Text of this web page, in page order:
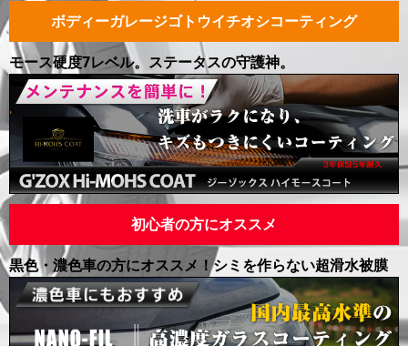
ボディーガレージゴトウイチオシコーティング
モース硬度7レベル。ステータスの守護神。
初心者の方にオススメ
黒色・濃色車の方にオススメ！シミを作らない超滑水被膜